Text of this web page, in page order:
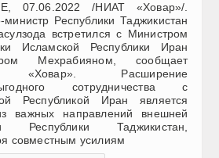
07.06.2022 /НИАТ «Ховар»/.
Республики Таджикистан
встретился с Министром
Исламской Республики Иран
Мехрабияном, сообщает
Расширение
сотрудничества с
Республикой Иран является
важных направлений внешней
Республики Таджикистан,
совместным усилиям